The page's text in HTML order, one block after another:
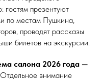
гостям презентуют
по местам Пушкина,
проводят рассказы
билетов на экскурсии.
салона 2026 года —
Отдельное внимание